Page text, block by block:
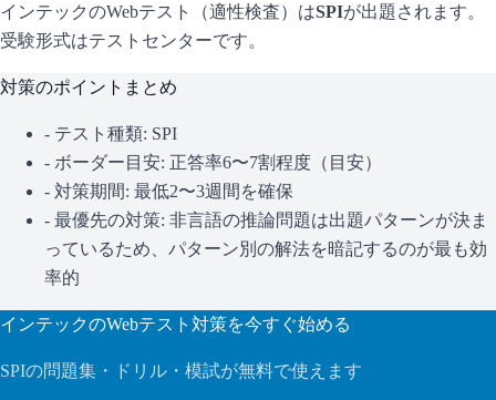
インテックのWebテスト（適性検査）はSPIが出題されます。
受験形式はテストセンターです。
対策のポイントまとめ
- テスト種類: SPI
- ボーダー目安: 正答率6〜7割程度（目安）
- 対策期間: 最低2〜3週間を確保
- 最優先の対策: 非言語の推論問題は出題パターンが決ま
っているため、パターン別の解法を暗記するのが最も効
率的
インテックのWebテスト対策を今すぐ始める
SPIの問題集・ドリル・模試が無料で使えます